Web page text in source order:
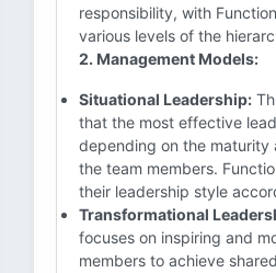
responsibility, with
various levels of the
2. Management Models:
Situational Leadership:
that the most effective
depending on the maturity
the team members.
their leadership style
Transformational
focuses on inspiring and
members to achieve